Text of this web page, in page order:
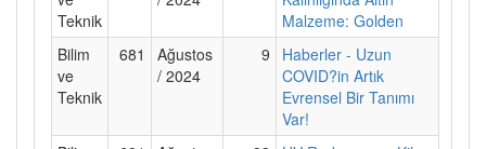
Teknik
Malzeme: Golden
Bilim
ve
Teknik
681
Ağustos
/ 2024
9
Haberler - Uzun
COVID?in Artık
Evrensel Bir Tanımı
Var!